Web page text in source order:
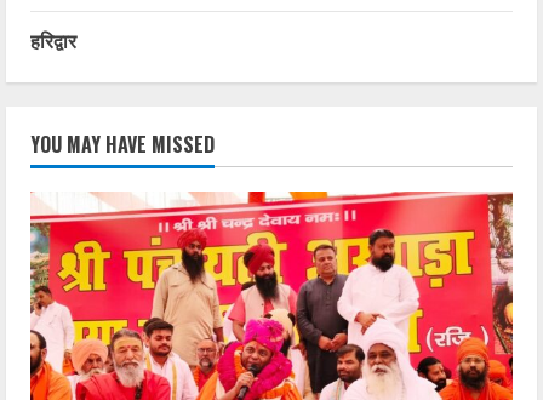
हरिद्वार
YOU MAY HAVE MISSED